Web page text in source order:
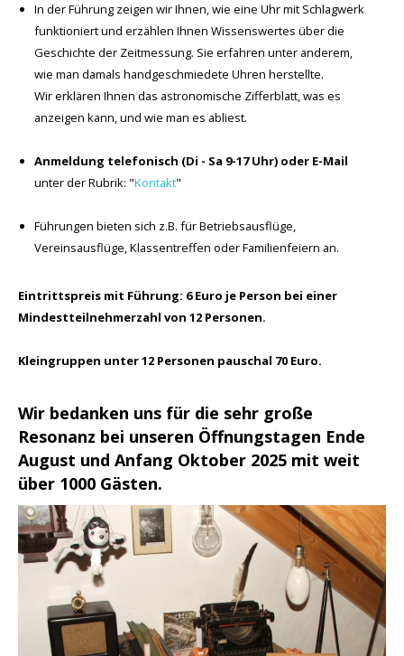
In der Führung zeigen wir Ihnen, wie eine Uhr mit Schlagwerk
funktioniert und erzählen Ihnen Wissenswertes über die
Geschichte der Zeitmessung. Sie erfahren unter anderem,
wie man damals handgeschmiedete Uhren herstellte.
Wir erklären Ihnen das astronomische Zifferblatt, was es
anzeigen kann, und wie man es abliest.
Anmeldung telefonisch (Di - Sa 9-17 Uhr) oder E-Mail
unter der Rubrik: "Kontakt"
Führungen bieten sich z.B. für Betriebsausflüge,
Vereinsausflüge, Klassentreffen oder Familienfeiern an.
Eintrittspreis mit Führung: 6 Euro je Person bei einer
Mindestteilnehmerzahl von 12 Personen.
Kleingruppen unter 12 Personen pauschal 70 Euro.
Wir bedanken uns für die sehr große
Resonanz bei unseren Öffnungstagen Ende
August und Anfang Oktober 2025 mit weit
über 1000 Gästen.